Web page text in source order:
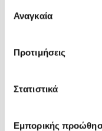
συγκατάθεσης
Αναγκαία
Προτιμήσεις
Στατιστικά
Εμπορικής